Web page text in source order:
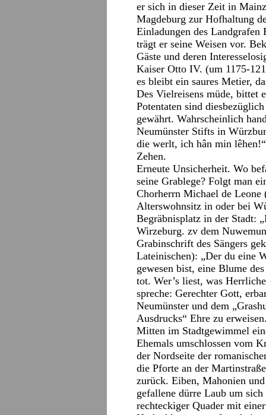
er sich in dieser Zeit in
Magdeburg zur Hofhaltung
Einladungen des
trägt er seine Weisen vor.
Gäste und deren
Kaiser Otto IV. (um 1175-
es bleibt ein saures Metier,
Des Vielreisens müde, bittet
Potentaten sind
gewährt. Wahrscheinlich
Neumünster Stifts in
die werlt, ich hân min
Zehen.
Erneute Unsicherheit. Wo
seine Grablege? Folgt man
Chorherrn Michael de Leone
Alterswohnsitz in oder bei
Begräbnisplatz in der Stadt:
Wirzeburg. zv dem
Grabinschrift des Sängers
Lateinischen): „Der du eine
gewesen bist, eine Blume
tot. Wer’s liest, was
spreche: Gerechter Gott,
Neumünster und dem
Ausdrucks“ Ehre zu
Mitten im Stadtgewimmel
Ehemals umschlossen vom
der Nordseite der
die Pforte an der
zurück. Eiben, Mahonien
gefallene dürre Laub um
rechteckiger Quader mit